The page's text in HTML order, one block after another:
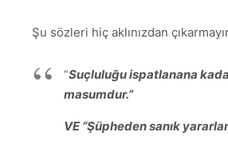
Şu sözleri hiç aklınızdan
“Suçluluğu ispatlanana
masumdur.”
VE “Şüpheden sanık